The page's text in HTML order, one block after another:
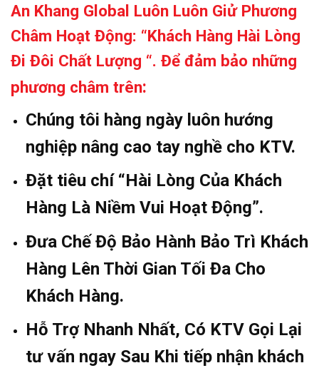
An Khang Global Luôn Luôn Giử Phương
Châm Hoạt Động: “Khách Hàng Hài Lòng
Đi Đôi Chất Lượng “. Để đảm bảo những
phương châm trên:
Chúng tôi hàng ngày luôn hướng
nghiệp nâng cao tay nghề cho KTV.
Đặt tiêu chí “Hài Lòng Của Khách
Hàng Là Niềm Vui Hoạt Động”.
Đưa Chế Độ Bảo Hành Bảo Trì Khách
Hàng Lên Thời Gian Tối Đa Cho
Khách Hàng.
Hỗ Trợ Nhanh Nhất, Có KTV Gọi Lại
tư vấn ngay Sau Khi tiếp nhận khách